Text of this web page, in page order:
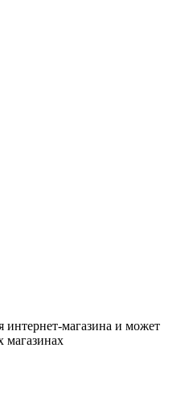
интернет-магазина и может
магазинах